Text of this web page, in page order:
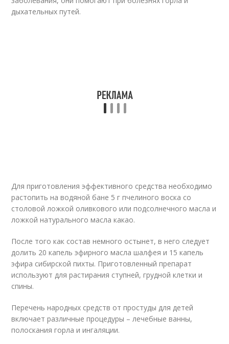
дыхательных путей.
Для приготовления эффективного средства необходимо
растопить на водяной бане 5 г пчелиного воска со
столовой ложкой оливкового или подсолнечного масла и
ложкой натурального масла какао.
После того как состав немного остынет, в него следует
долить 20 капель эфирного масла шалфея и 15 капель
эфира сибирской пихты. Приготовленный препарат
используют для растирания ступней, грудной клетки и
спины.
Перечень народных средств от простуды для детей
включает различные процедуры – лечебные ванны,
полоскания горла и ингаляции.